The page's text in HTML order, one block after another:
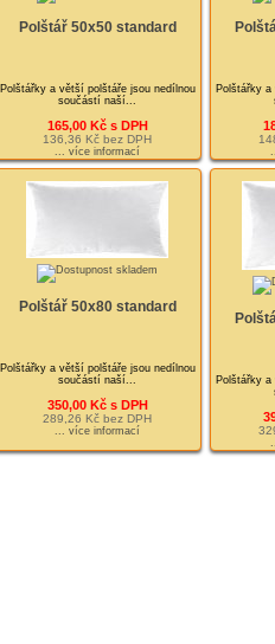
Polštář 50x50 standard
Polštářky a větší polštáře jsou nedílnou
součástí naší...
165,00 Kč s DPH
136,36 Kč bez DPH
... více informací
Polštářky a
Polštář 50x80 standard
Polštářky a větší polštáře jsou nedílnou
součástí naší...
350,00 Kč s DPH
289,26 Kč bez DPH
... více informací
Polštářky a